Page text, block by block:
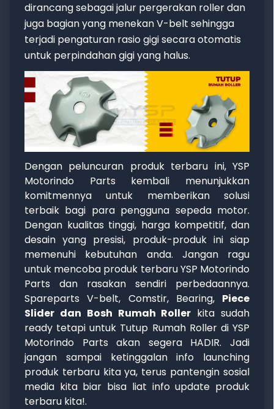
dirancang sebagai jalur pergerakan roller dan
juga bagian yang menekan V-belt sehingga
terjadi pengaturan rasio gigi secara otomatis
untuk perpindahan gigi yang halus.
Dengan peluncuran produk terbaru ini, YSP
Motorindo Parts kembali menunjukkan
komitmennya untuk memberikan solusi
terbaik bagi para pengguna sepeda motor.
Dengan kualitas tinggi, harga kompetitif, dan
desain yang presisi, produk-produk ini siap
memenuhi kebutuhan anda. Jangan ragu
untuk mencoba produk terbaru YSP Motorindo
Parts dan rasakan sendiri perbedaannya.
Spareparts V-belt, Comstir, Bearing, Piece
Slider dan Bosh Rumah Roller kita sudah
ready tetapi untuk Tutup Rumah Roller di YSP
Motorindo Parts akan segera HADIR. Jadi
jangan sampai ketinggalan info launching
produk terbaru kita ya, terus pantengin sosial
media kita biar bisa liat info update produk
terbaru kita!.